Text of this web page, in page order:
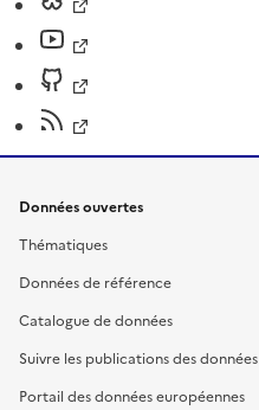
Données ouvertes
Thématiques
Données de référence
Catalogue de données
Suivre les publications des données
Portail des données européennes